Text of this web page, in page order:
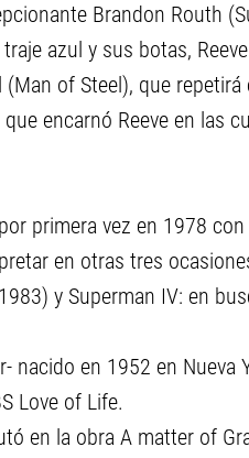
Brandon Routh
azul y sus botas,
of Steel), que repetirá
encarnó Reeve en las
primera vez en 1978
en otras tres
y Superman IV: en
nacido en 1952 en Nueva
Love of Life.
en la obra A matter of